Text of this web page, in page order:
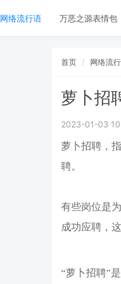
网络流行语 万恶之源表情包
首页 网络流
萝卜招
2023-01-03
萝卜招聘，
聘。
有些岗位是
成功应聘，
“萝卜招聘”